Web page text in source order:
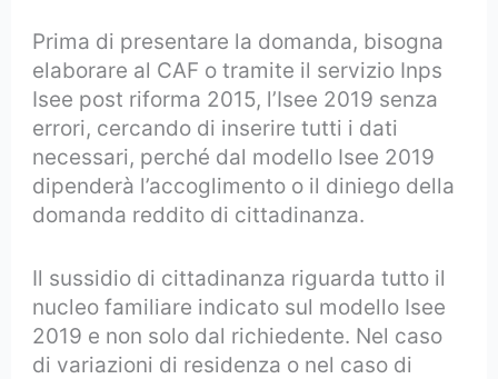
Prima di presentare la domanda, bisogna
elaborare al CAF o tramite il servizio Inps
Isee post riforma 2015, l’Isee 2019 senza
errori, cercando di inserire tutti i dati
necessari, perché dal modello Isee 2019
dipenderà l’accoglimento o il diniego della
domanda reddito di cittadinanza.
Il sussidio di cittadinanza riguarda tutto il
nucleo familiare indicato sul modello Isee
2019 e non solo dal richiedente. Nel caso
di variazioni di residenza o nel caso di